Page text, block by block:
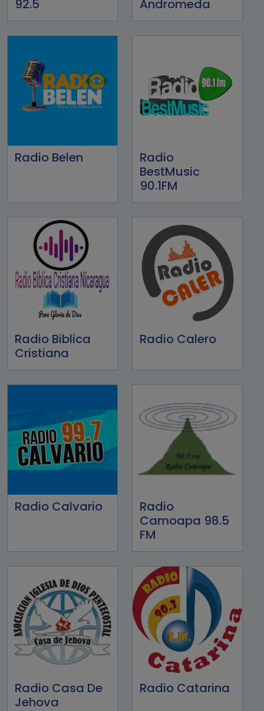
92.5 Andromeda
Radio Belen
Radio
BestMusic
90.1FM
Radio Biblica
Cristiana
Radio Calero
Radio Calvario
Radio
Camoapa 98.5
FM
Radio Casa De
Jehova
Radio Catarina